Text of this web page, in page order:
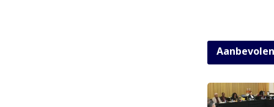
Aanbevolen